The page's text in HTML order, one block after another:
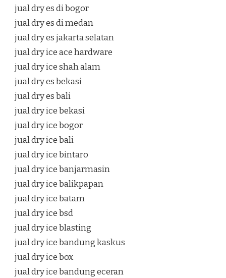
jual dry es di bogor
jual dry es di medan
jual dry es jakarta selatan
jual dry ice ace hardware
jual dry ice shah alam
jual dry es bekasi
jual dry es bali
jual dry ice bekasi
jual dry ice bogor
jual dry ice bali
jual dry ice bintaro
jual dry ice banjarmasin
jual dry ice balikpapan
jual dry ice batam
jual dry ice bsd
jual dry ice blasting
jual dry ice bandung kaskus
jual dry ice box
jual dry ice bandung eceran